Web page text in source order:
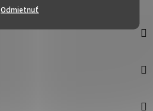
Odmietnuť